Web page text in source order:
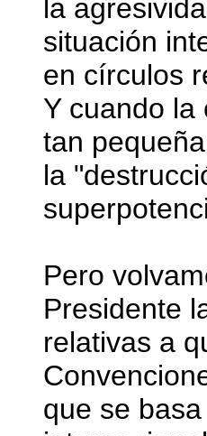
la
situación
en círculos
Y cuando la
tan
la
Pero
Presidente
relativas a
que se